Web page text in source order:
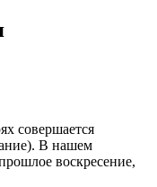
совершается
В нашем
воскресение,